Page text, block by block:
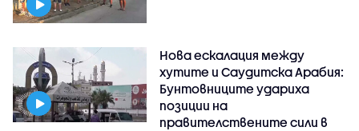
Нова ескалация между
хутите и Саудитска Арабия:
Бунтовниците удариха
позиции на
правителствените сили в